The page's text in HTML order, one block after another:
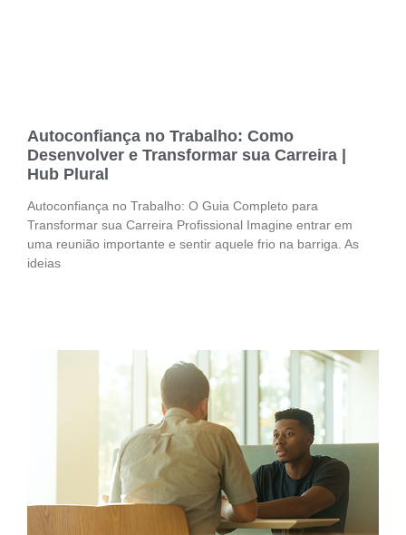
Autoconfiança no Trabalho: Como
Desenvolver e Transformar sua Carreira |
Hub Plural
Autoconfiança no Trabalho: O Guia Completo para
Transformar sua Carreira Profissional Imagine entrar em
uma reunião importante e sentir aquele frio na barriga. As
ideias